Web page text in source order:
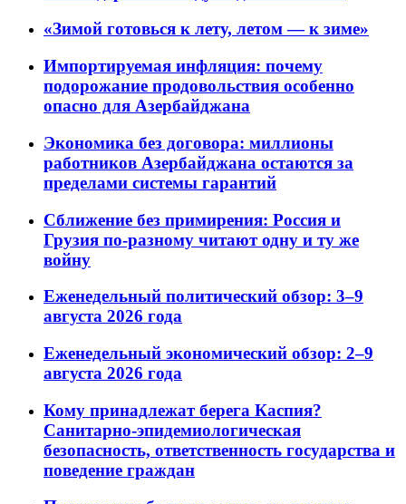
«Зимой готовься к лету, летом — к зиме»
Импортируемая инфляция: почему
подорожание продовольствия особенно
опасно для Азербайджана
Экономика без договора: миллионы
работников Азербайджана остаются за
пределами системы гарантий
Сближение без примирения: Россия и
Грузия по-разному читают одну и ту же
войну
Еженедельный политический обзор: 3–9
августа 2026 года
Еженедельный экономический обзор: 2–9
августа 2026 года
Кому принадлежат берега Каспия?
Санитарно-эпидемиологическая
безопасность, ответственность государства и
поведение граждан